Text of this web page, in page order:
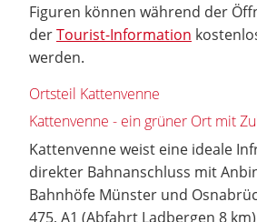
Figuren können während der
derTourist-Information
werden.
Ortsteil Kattenvenne
Kattenvenne - ein grüner Ort mit
Kattenvenne weist eine ideale
direkter Bahnanschluss mit
Bahnhöfe Münster und
475, A1 (Abfahrt Ladbergen 8